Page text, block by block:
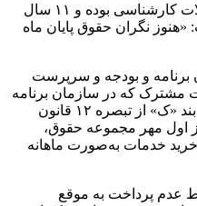
یکی از این معلمان که دارای تحصیلات کارشناسی بوده و ۱۱ سال
نگران حقوق پایان ماه
برنامه و بودجه و سرپرست
که در سازمان برنامه
و بودجه برگزار شد، توافق کردند تا بند «ک» از تبصره ۱۲ قانون
اول مهر مجموعه حقوق،
خدمات به‌صورت ماهانه
عدم پرداخت به موقع